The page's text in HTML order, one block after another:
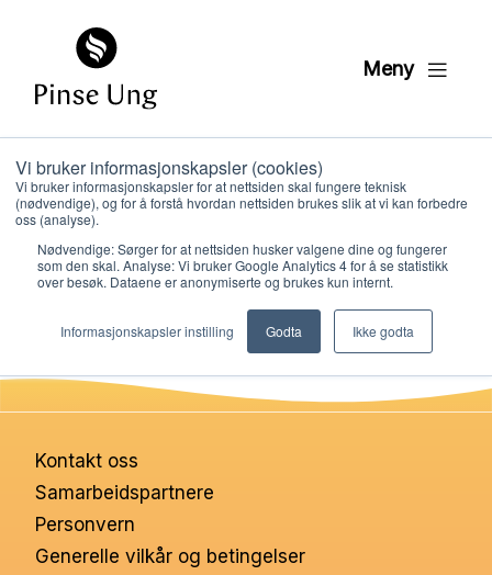
Vi bruker informasjonskapsler (cookies)
Vi bruker informasjonskapsler for at nettsiden skal fungere teknisk
(nødvendige), og for å forstå hvordan nettsiden brukes slik at vi kan forbedre
oss (analyse).
Nødvendige: Sørger for at nettsiden husker valgene dine og fungerer
som den skal. Analyse: Vi bruker Google Analytics 4 for å se statistikk
over besøk. Dataene er anonymiserte og brukes kun internt.
Informasjonskapsler instilling Godta Ikke godta
Meny
Egenmelding
PER KRISTIAN LØVE
PUBLISERT2. SEPTEMBER 2024
Kontakt oss
Samarbeidspartnere
Personvern
Generelle vilkår og betingelser
Hva vi gjør
Ressurser
Nettbutikk